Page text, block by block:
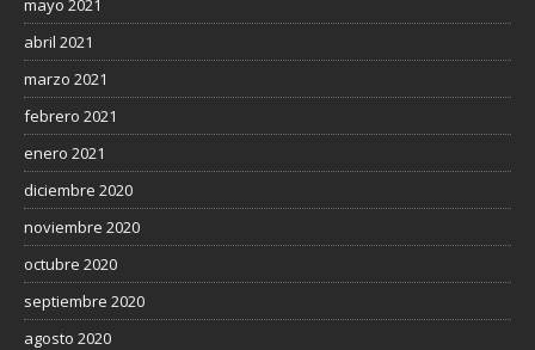
mayo 2021
abril 2021
marzo 2021
febrero 2021
enero 2021
diciembre 2020
noviembre 2020
octubre 2020
septiembre 2020
agosto 2020